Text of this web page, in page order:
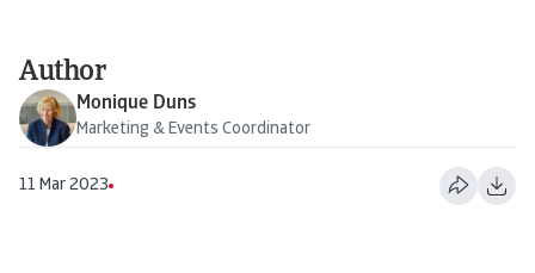
Author
Monique Duns
Marketing & Events Coordinator
11 Mar 2023